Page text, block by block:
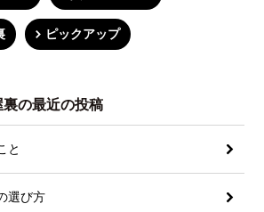
の最近の投稿
と
選び方
ピックアップ